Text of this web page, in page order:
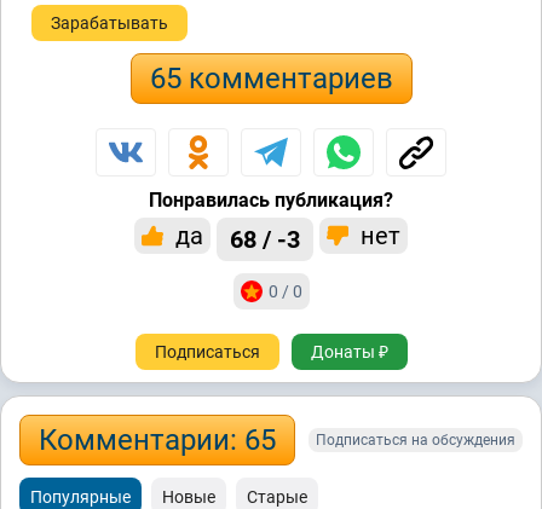
Зарабатывать
65 комментариев
Понравилась публикация?
да 68 / -3 нет
0 / 0
Подписаться Донаты ₽
Комментарии: 65 Подписаться на обсуждения
Популярные Новые Старые